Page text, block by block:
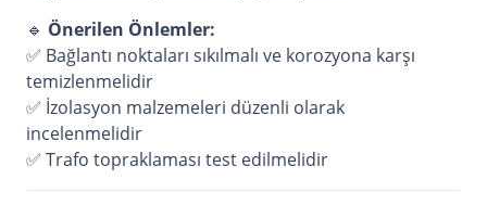
🔹 Önerilen Önlemler:
✅ Bağlantı noktaları sıkılmalı ve korozyona karşı
temizlenmelidir
✅ İzolasyon malzemeleri düzenli olarak
incelenmelidir
✅ Trafo topraklaması test edilmelidir